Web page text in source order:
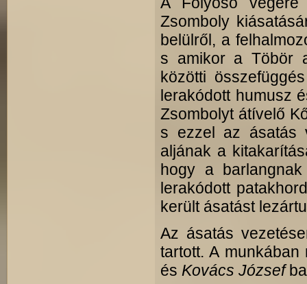
Zsomboly
belülről, a
s amikor a Töbör
közötti
lerakódott humusz
Zsombolyt átívelő
s ezzel az ásatás
aljának a
hogy a
lerakódott
került ásatást
Az ásatás
tartott. A
és Kovács József